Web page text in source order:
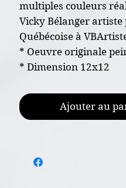
multiples couleurs
Vicky Bélanger artiste
Québécoise à
* Oeuvre originale
* Dimension 12x12
* Peinture acrylique
* Système
* Certificat
Ajouter au